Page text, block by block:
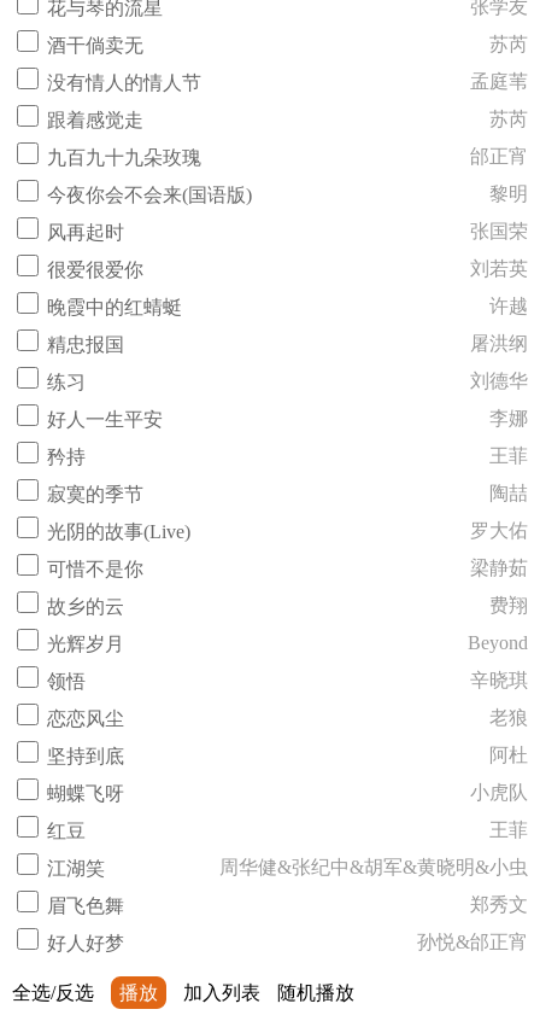
花与琴的流星
张学友
酒干倘卖无
苏芮
没有情人的情人节
孟庭苇
跟着感觉走
苏芮
九百九十九朵玫瑰
邰正宵
今夜你会不会来(国语版)
黎明
风再起时
张国荣
很爱很爱你
刘若英
晚霞中的红蜻蜓
许越
精忠报国
屠洪纲
练习
刘德华
好人一生平安
李娜
矜持
王菲
寂寞的季节
陶喆
光阴的故事(Live)
罗大佑
可惜不是你
梁静茹
故乡的云
费翔
光辉岁月
Beyond
领悟
辛晓琪
恋恋风尘
老狼
坚持到底
阿杜
蝴蝶飞呀
小虎队
红豆
王菲
江湖笑
周华健&张纪中&胡军&黄晓明&小虫
眉飞色舞
郑秀文
好人好梦
孙悦&邰正宵
全选/反选 播放 加入列表 随机播放